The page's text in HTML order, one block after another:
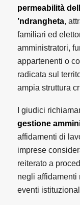
permeabilità
’ndrangheta,
familiari ed
amministratori,
appartenenti o
radicata sul
ampia struttura
I giudici
gestione
affidamenti di
imprese
reiterato a
negli affidamenti
eventi